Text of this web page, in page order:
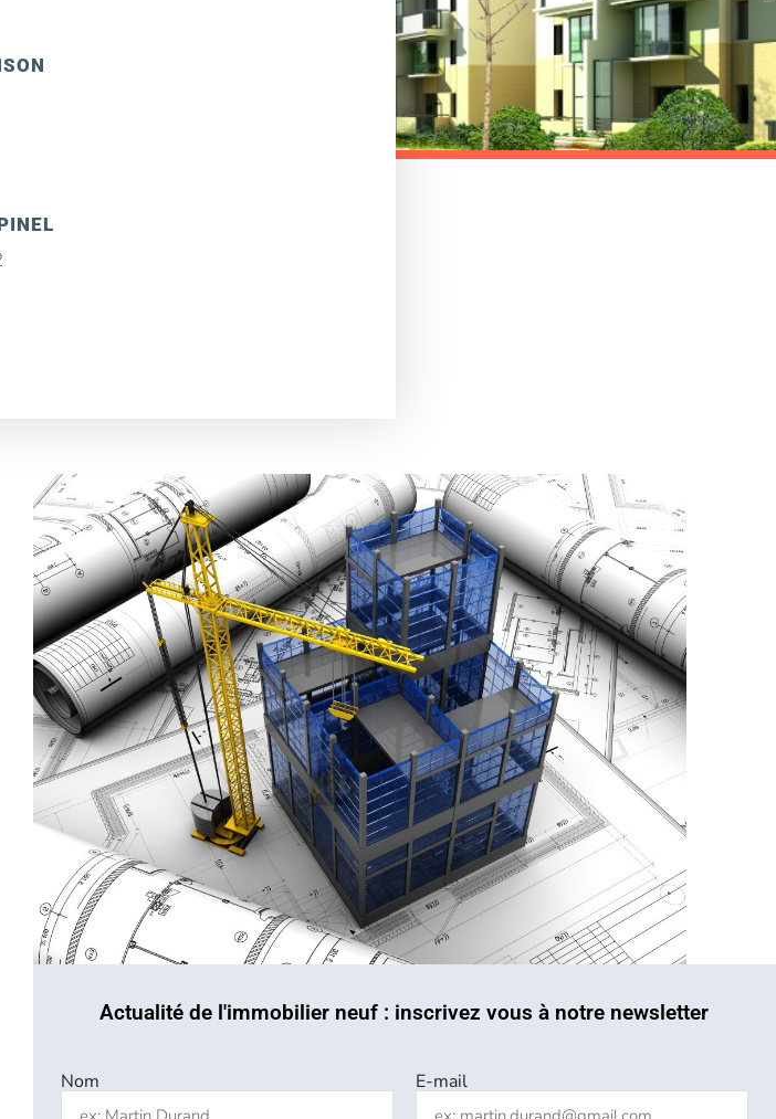
Actualité de l'immobilier neuf : inscrivez vous à notre newsletter
Nom E-mail